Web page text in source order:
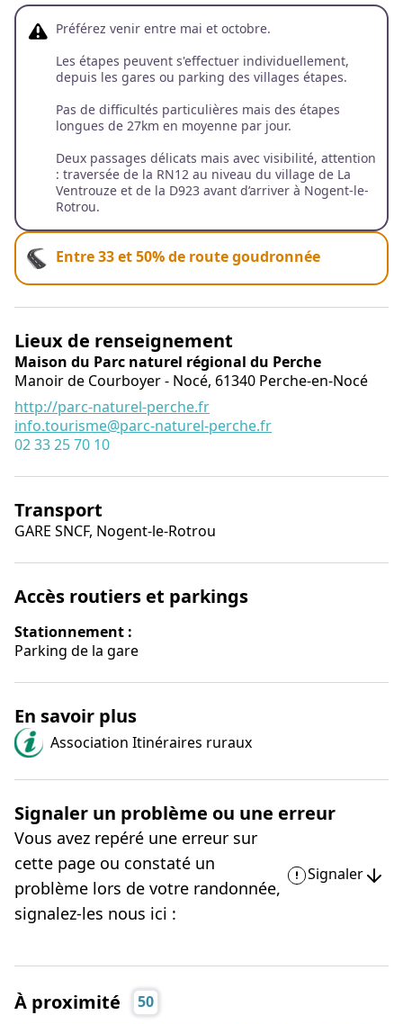
Préférez venir entre mai et octobre.
Les étapes peuvent s'effectuer individuellement,
depuis les gares ou parking des villages étapes.
Pas de difficultés particulières mais des étapes
longues de 27km en moyenne par jour.
Deux passages délicats mais avec visibilité, attention
: traversée de la RN12 au niveau du village de La
Ventrouze et de la D923 avant d’arriver à Nogent-le-
Rotrou.
Entre 33 et 50% de route goudronnée
Lieux de renseignement
Maison du Parc naturel régional du Perche
Manoir de Courboyer - Nocé, 61340 Perche-en-Nocé
http://parc-naturel-perche.fr
info.tourisme@parc-naturel-perche.fr
02 33 25 70 10
Transport
GARE SNCF, Nogent-le-Rotrou
Accès routiers et parkings
Stationnement :
Parking de la gare
En savoir plus
Association Itinéraires ruraux
Signaler un problème ou une erreur
Vous avez repéré une erreur sur
cette page ou constaté un
problème lors de votre randonnée,
signalez-les nous ici :
Signaler
À proximité 50